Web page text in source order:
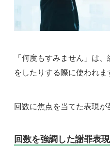
「何度もすみません」は
をしたりする際に使われま
回数に焦点を当てた表現が
回数を強調した謝罪表現